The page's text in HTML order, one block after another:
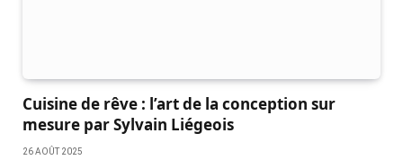
Cuisine de rêve : l’art de la conception sur
mesure par Sylvain Liégeois
26 AOÛT 2025